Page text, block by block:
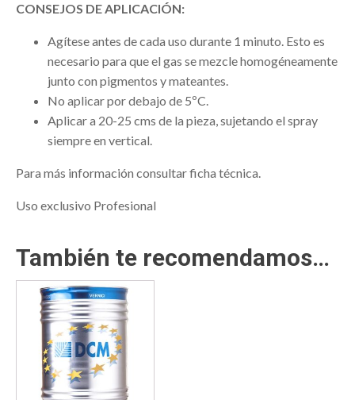
CONSEJOS DE APLICACIÓN:
Agítese antes de cada uso durante 1 minuto. Esto es
necesario para que el gas se mezcle homogéneamente
junto con pigmentos y mateantes.
No aplicar por debajo de 5ºC.
Aplicar a 20-25 cms de la pieza, sujetando el spray
siempre en vertical.
Para más información consultar ficha técnica.
Uso exclusivo Profesional
También te recomendamos…
producto
tiene
múltiples
variantes.